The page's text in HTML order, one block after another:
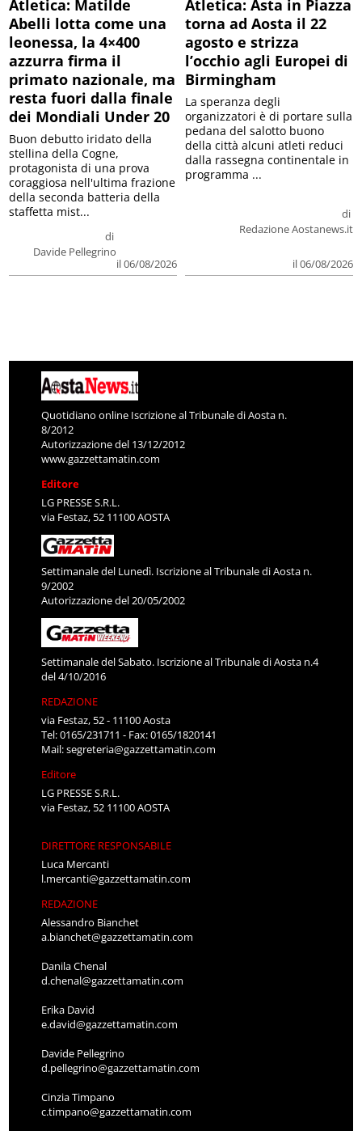
Atletica: Matilde
Abelli lotta come una
leonessa, la 4×400
azzurra firma il
primato nazionale, ma
resta fuori dalla finale
dei Mondiali Under 20
di
Davide Pellegrino
il 06/08/2026
Buon debutto iridato della
stellina della Cogne,
protagonista di una prova
coraggiosa nell'ultima frazione
della seconda batteria della
staffetta mist...
Atletica: Asta in Piazza
torna ad Aosta il 22
agosto e strizza
l’occhio agli Europei di
Birmingham
di
Redazione Aostanews.it
il 06/08/2026
La speranza degli
organizzatori è di portare sulla
pedana del salotto buono
della città alcuni atleti reduci
dalla rassegna continentale in
programma ...
Quotidiano online Iscrizione al Tribunale di Aosta n.
8/2012
Autorizzazione del 13/12/2012
www.gazzettamatin.com
Editore
LG PRESSE S.R.L.
via Festaz, 52 11100 AOSTA
Settimanale del Lunedì. Iscrizione al Tribunale di Aosta n.
9/2002
Autorizzazione del 20/05/2002
Settimanale del Sabato. Iscrizione al Tribunale di Aosta n.4
del 4/10/2016
REDAZIONE
via Festaz, 52 - 11100 Aosta
Tel: 0165/231711 - Fax: 0165/1820141
Mail:segreteria@gazzettamatin.com
Editore
LG PRESSE S.R.L.
via Festaz, 52 11100 AOSTA
DIRETTORE RESPONSABILE
Luca Mercanti
l.mercanti@gazzettamatin.com
REDAZIONE
Alessandro Bianchet
a.bianchet@gazzettamatin.com
Danila Chenal
d.chenal@gazzettamatin.com
Erika David
e.david@gazzettamatin.com
Davide Pellegrino
d.pellegrino@gazzettamatin.com
Cinzia Timpano
c.timpano@gazzettamatin.com